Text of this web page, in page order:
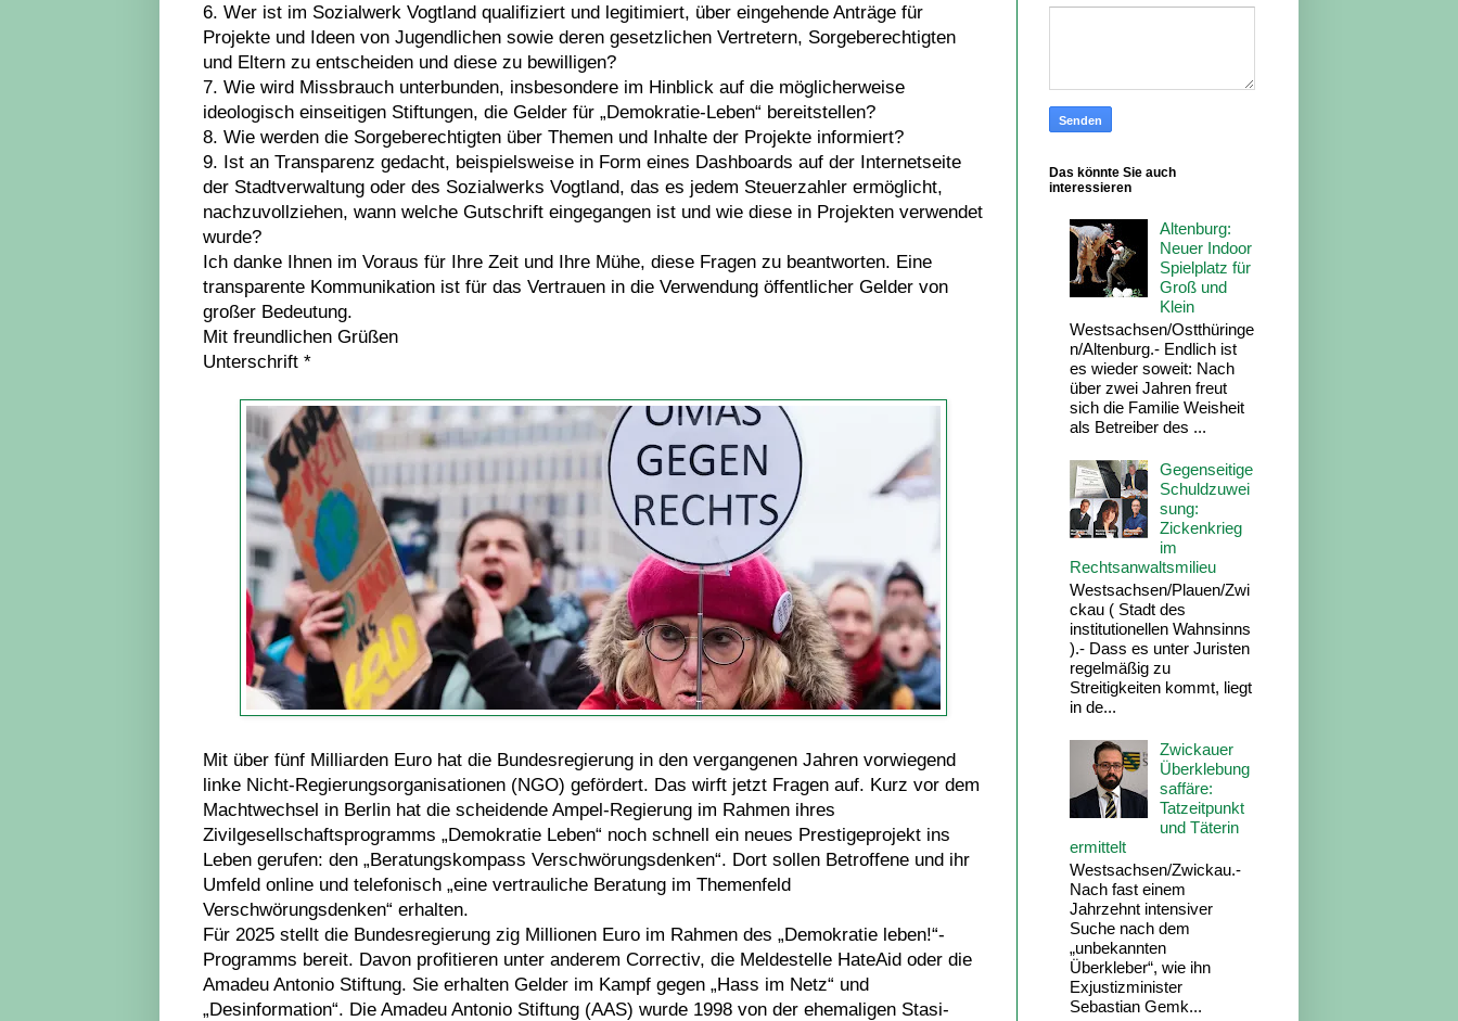
6. Wer ist im Sozialwerk Vogtland qualifiziert und legitimiert, über eingehende Anträge für
Projekte und Ideen von Jugendlichen sowie deren gesetzlichen Vertretern, Sorgeberechtigten
und Eltern zu entscheiden und diese zu bewilligen?
7. Wie wird Missbrauch unterbunden, insbesondere im Hinblick auf die möglicherweise
ideologisch einseitigen Stiftungen, die Gelder für „Demokratie-Leben“ bereitstellen?
8. Wie werden die Sorgeberechtigten über Themen und Inhalte der Projekte informiert?
9. Ist an Transparenz gedacht, beispielsweise in Form eines Dashboards auf der Internetseite
der Stadtverwaltung oder des Sozialwerks Vogtland, das es jedem Steuerzahler ermöglicht,
nachzuvollziehen, wann welche Gutschrift eingegangen ist und wie diese in Projekten verwendet
wurde?
Ich danke Ihnen im Voraus für Ihre Zeit und Ihre Mühe, diese Fragen zu beantworten. Eine
transparente Kommunikation ist für das Vertrauen in die Verwendung öffentlicher Gelder von
großer Bedeutung.
Mit freundlichen Grüßen
Unterschrift *
Mit über fünf Milliarden Euro hat die Bundesregierung in den vergangenen Jahren vorwiegend
linke Nicht-Regierungsorganisationen (NGO) gefördert. Das wirft jetzt Fragen auf. Kurz vor dem
Machtwechsel in Berlin hat die scheidende Ampel-Regierung im Rahmen ihres
Zivilgesellschaftsprogramms „Demokratie Leben“ noch schnell ein neues Prestigeprojekt ins
Leben gerufen: den „Beratungskompass Verschwörungsdenken“. Dort sollen Betroffene und ihr
Umfeld online und telefonisch „eine vertrauliche Beratung im Themenfeld
Verschwörungsdenken“ erhalten.
Für 2025 stellt die Bundesregierung zig Millionen Euro im Rahmen des „Demokratie leben!“-
Programms bereit. Davon profitieren unter anderem Correctiv, die Meldestelle HateAid oder die
Amadeu Antonio Stiftung. Sie erhalten Gelder im Kampf gegen „Hass im Netz“ und
„Desinformation“. Die Amadeu Antonio Stiftung (AAS) wurde 1998 von der ehemaligen Stasi-
Das könnte Sie auch
interessieren
Altenburg:
Neuer Indoor
Spielplatz für
Groß und
Klein
Westsachsen/Ostthüringe
n/Altenburg.- Endlich ist
es wieder soweit: Nach
über zwei Jahren freut
sich die Familie Weisheit
als Betreiber des ...
Gegenseitige
Schuldzuwei
sung:
Zickenkrieg
im
Rechtsanwaltsmilieu
Westsachsen/Plauen/Zwi
ckau ( Stadt des
institutionellen Wahnsinns
).- Dass es unter Juristen
regelmäßig zu
Streitigkeiten kommt, liegt
in de...
Zwickauer
Überklebung
saffäre:
Tatzeitpunkt
und Täterin
ermittelt
Westsachsen/Zwickau.-
Nach fast einem
Jahrzehnt intensiver
Suche nach dem
„unbekannten
Überkleber“, wie ihn
Exjustizminister
Sebastian Gemk...